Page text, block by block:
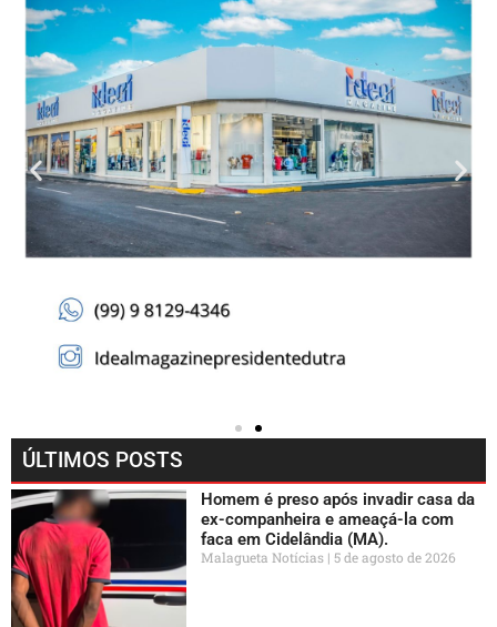
ÚLTIMOS POSTS
Homem é preso após invadir casa da
ex-companheira e ameaçá-la com
faca em Cidelândia (MA).
Malagueta Notícias 5 de agosto de 2026